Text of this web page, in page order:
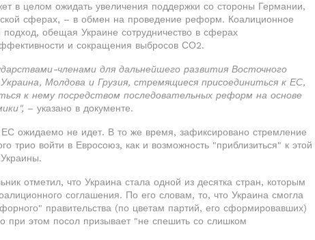
в целом ожидать увеличения поддержки со стороны Германии,
сферах, – в обмен на проведение реформ. Коалиционное
обещая Украине сотрудничество в сферах
и сокращения выбросов СО2.
членами для дальнейшего развития Восточного
Молдова и Грузия, стремящиеся присоединиться к ЕС,
к нему посредством последовательных реформ на основе
– указано в документе.
ожидаемо не идет. В то же время, зафиксировано стремление
трио войти в Евросоюз, как и возможность "приблизиться" к этой
отметил, что Украина стала одной из десятка стран, которым
соглашения. По его словам, то, что Украина смогла
правительства (по цветам партий, его сформировавших)
этом посол призывает "не спешить со слишком